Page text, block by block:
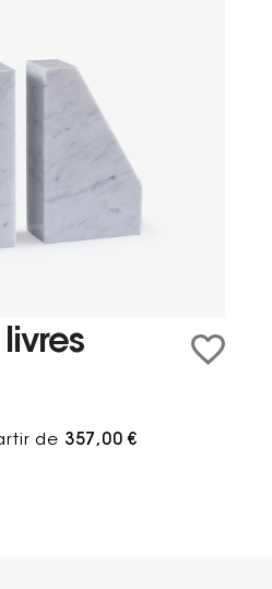
de 357,00 €